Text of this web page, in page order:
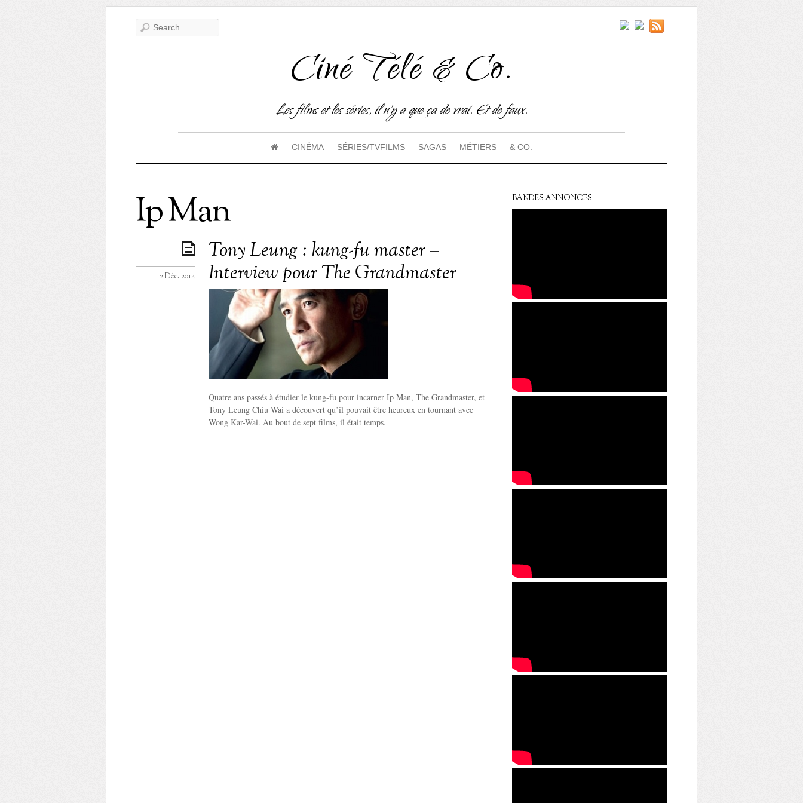
Ciné Télé & Co.
Les films et les séries, il n'y a que ça de vrai. Et de faux.
CINÉMA SÉRIES/TVFILMS SAGAS MÉTIERS & CO.
Ip Man
Tony Leung : kung-fu master –
Interview pour The Grandmaster
2 Déc. 2014
Quatre ans passés à étudier le kung-fu pour incarner Ip Man, The Grandmaster, et
Tony Leung Chiu Wai a découvert qu’il pouvait être heureux en tournant avec
Wong Kar-Wai. Au bout de sept films, il était temps.
BANDES ANNONCES